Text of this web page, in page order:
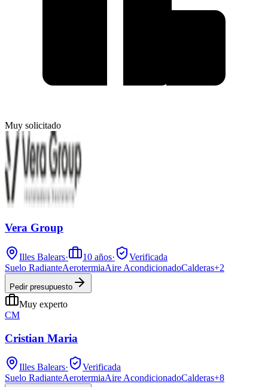
Muy solicitado
Vera Group
Illes Balears· 10 años·
Verificada
Suelo RadianteAerotermiaAire AcondicionadoCalderas+2
Pedir presupuesto
Muy experto
CM
Cristian Maria
Illes Balears·
Verificada
Suelo RadianteAerotermiaAire AcondicionadoCalderas+8